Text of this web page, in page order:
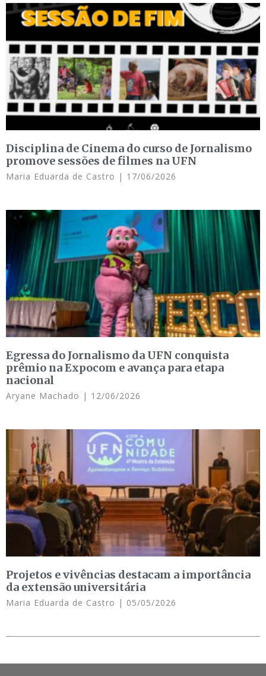
Disciplina de Cinema do curso de Jornalismo
promove sessões de filmes na UFN
Maria Eduarda de Castro 17/06/2026
Egressa do Jornalismo da UFN conquista
prêmio na Expocom e avança para etapa
nacional
Aryane Machado 12/06/2026
Projetos e vivências destacam a importância
da extensão universitária
Maria Eduarda de Castro 05/05/2026